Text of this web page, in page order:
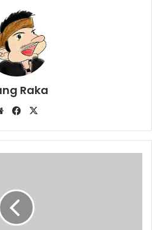
Raka
WebsiteFacebook